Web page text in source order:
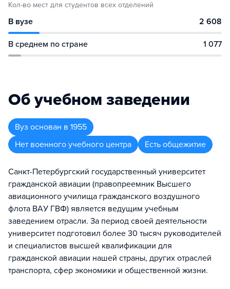
Кол-во мест для студентов всех отделений
В вузе 2 608
В среднем по стране 1 077
Об учебном заведении
Вуз основан в 1955
Нет военного учебного центра
Есть общежитие
Санкт-Петербургский государственный университет
гражданской авиации (правопреемник Высшего
авиационного училища гражданского воздушного
флота ВАУ ГВФ) является ведущим учебным
заведением отрасли. За период своей деятельности
университет подготовил более 30 тысяч руководителей
и специалистов высшей квалификации для
гражданской авиации нашей страны, других отраслей
транспорта, сфер экономики и общественной жизни.